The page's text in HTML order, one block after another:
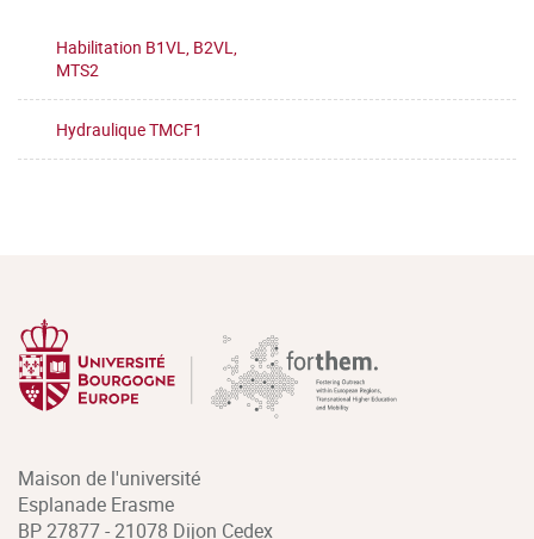
Habilitation B1VL, B2VL,
MTS2
Hydraulique TMCF1
Maison de l'université
Esplanade Erasme
BP 27877 - 21078 Dijon Cedex